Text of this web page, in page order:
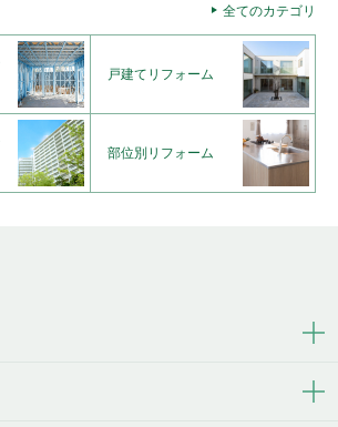
全てのカテゴリ
戸建てリフォーム
部位別リフォーム